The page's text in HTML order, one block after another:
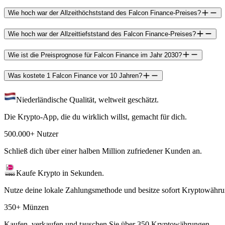
Wie hoch war der Allzeithöchststand des Falcon Finance-Preises?
Wie hoch war der Allzeittiefststand des Falcon Finance-Preises?
Wie ist die Preisprognose für Falcon Finance im Jahr 2030?
Was kostete 1 Falcon Finance vor 10 Jahren?
Niederländische Qualität, weltweit geschätzt.
Die Krypto-App, die du wirklich willst, gemacht für dich.
500.000+ Nutzer
Schließ dich über einer halben Million zufriedener Kunden an.
Kaufe Krypto in Sekunden.
Nutze deine lokale Zahlungsmethode und besitze sofort
350+ Münzen